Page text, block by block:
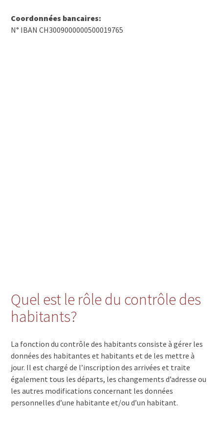
Coordonnées bancaires:
N° IBAN CH3009000000500019765
Quel est le rôle du contrôle des
habitants?
La fonction du contrôle des habitants consiste à gérer les
données des habitantes et habitants et de les mettre à
jour. Il est chargé de l’inscription des arrivées et traite
également tous les départs, les changements d’adresse ou
les autres modifications concernant les données
personnelles d’une habitante et/ou d’un habitant.